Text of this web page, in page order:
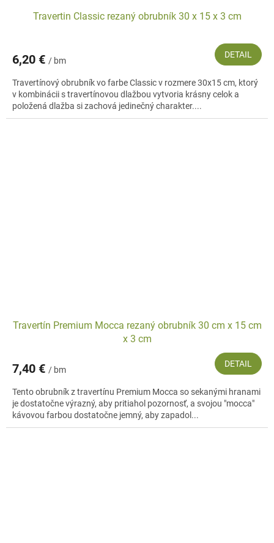
Travertin Classic rezaný obrubník 30 x 15 x 3 cm
6,20 € / bm
DETAIL
Travertínový obrubník vo farbe Classic v rozmere 30x15 cm, ktorý
v kombinácii s travertínovou dlažbou vytvoria krásny celok a
položená dlažba si zachová jedinečný charakter....
Travertín Premium Mocca rezaný obrubník 30 cm x 15 cm
x 3 cm
7,40 € / bm
DETAIL
Tento obrubník z travertínu Premium Mocca so sekanými hranami
je dostatočne výrazný, aby pritiahol pozornosť, a svojou "mocca"
kávovou farbou dostatočne jemný, aby zapadol...